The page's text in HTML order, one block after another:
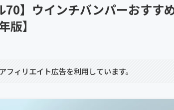
70】ウインチバンパーおす
版】
フィリエイト広告を利用しています。